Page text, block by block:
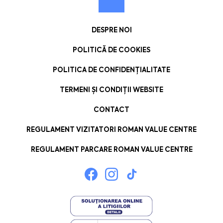
DESPRE NOI
POLITICĂ DE COOKIES
POLITICA DE CONFIDENȚIALITATE
TERMENI ȘI CONDIȚII WEBSITE
CONTACT
REGULAMENT VIZITATORI ROMAN VALUE CENTRE
REGULAMENT PARCARE ROMAN VALUE CENTRE